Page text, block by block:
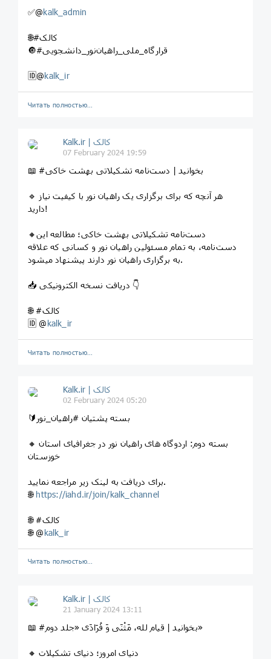
✅@kalk_admin
🌐#کالک
🔘#قرارگاه_ملی_راهیان‌نور_دانشجویی
🆔@kalk_ir
Читать полностью…
Kalk.ir | کالک
07 February 2024 19:59
📖 #بخوانید | دست‌نامه تشکیلاتی بهشت خاکی
🔹 هر آنچه که برای برگزاری یک راهیان نور با کیفیت نیاز
دارید!
🔸دست‌نامه تشکیلاتی بهشت خاکی؛ مطالعه این
دست‌نامه، به تمام مسئولین راهیان نور و کسانی که علاقه
به برگزاری راهیان نور دارند پیشنهاد میشود.
📥 دریافت نسخه الکترونیکی 👇
🌐 #کالک
‏🆔 @kalk_ir
Читать полностью…
Kalk.ir | کالک
02 February 2024 05:20
🔰بسته پشتیان #راهیان_نور
🔸 بسته دوم: اردوگاه های راهیان نور در جغرافیای استان
خوزستان
برای دریافت به لینک زیر مراجعه نمایید.
🌐 https://iahd.ir/join/kalk_channel
🌐 #کالک
🌐 @kalk_ir
Читать полностью…
Kalk.ir | کالک
21 January 2024 13:11
📖 #بخوانید | قیام لله، مَثْنَى وَ فُرَادَى «جلد دوم»
🔸 دنیای امروز؛ دنیای تشکیلات